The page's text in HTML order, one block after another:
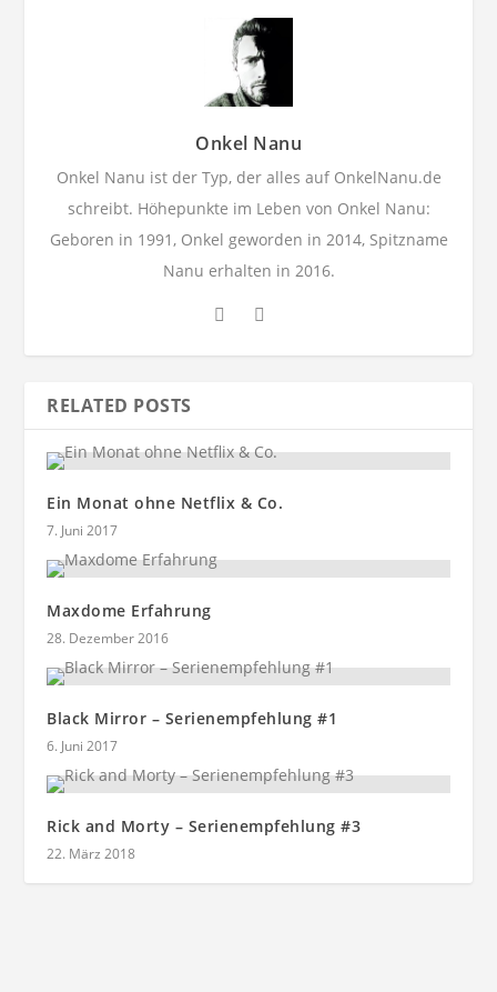
Onkel Nanu
Onkel Nanu ist der Typ, der alles auf OnkelNanu.de
schreibt. Höhepunkte im Leben von Onkel Nanu:
Geboren in 1991, Onkel geworden in 2014, Spitzname
Nanu erhalten in 2016.
RELATED POSTS
Ein Monat ohne Netflix & Co.
7. Juni 2017
Maxdome Erfahrung
28. Dezember 2016
Black Mirror – Serienempfehlung #1
6. Juni 2017
Rick and Morty – Serienempfehlung #3
22. März 2018